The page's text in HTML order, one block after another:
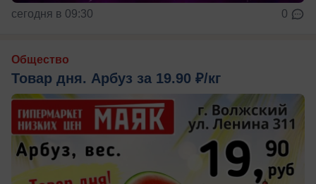
сегодня в 09:30 0
Общество
Товар дня. Арбуз за 19.90 ₽/кг